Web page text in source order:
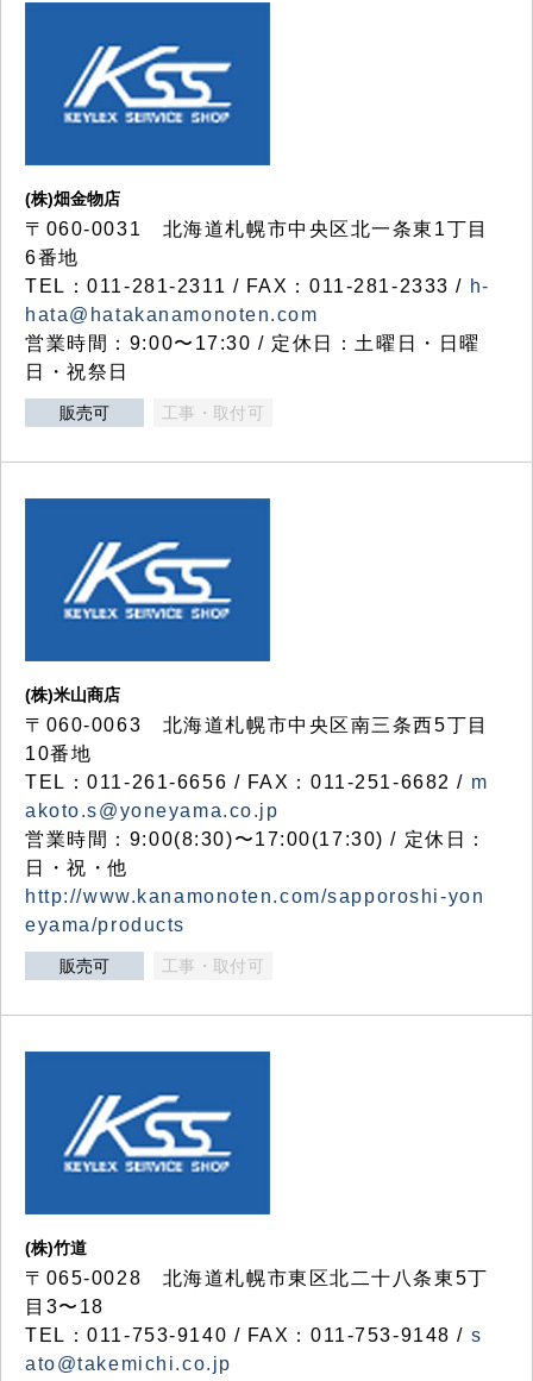
(株)畑金物店
〒060-0031 北海道札幌市中央区北一条東1丁目
6番地
TEL：011-281-2311 / FAX：011-281-2333 / h-
hata@hatakanamonoten.com
営業時間：9:00〜17:30 / 定休日：土曜日・日曜
日・祝祭日
販売可 工事・取付可
(株)米山商店
〒060-0063 北海道札幌市中央区南三条西5丁目
10番地
TEL：011-261-6656 / FAX：011-251-6682 / m
akoto.s@yoneyama.co.jp
営業時間：9:00(8:30)〜17:00(17:30) / 定休日：
日・祝・他
http://www.kanamonoten.com/sapporoshi-yon
eyama/products
販売可 工事・取付可
(株)竹道
〒065-0028 北海道札幌市東区北二十八条東5丁
目3〜18
TEL：011-753-9140 / FAX：011-753-9148 / s
ato@takemichi.co.jp